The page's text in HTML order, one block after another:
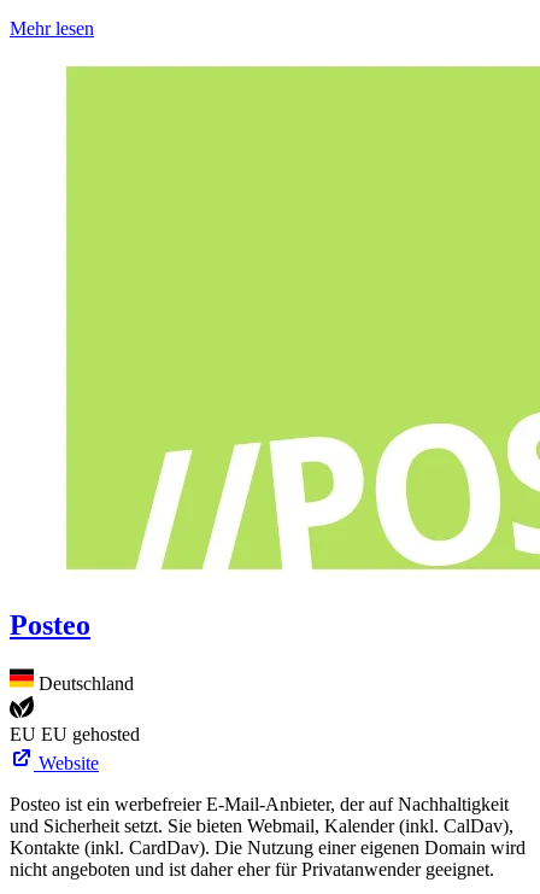
Mehr lesen
Posteo
Deutschland
EU EU gehosted
Website
Posteo ist ein werbefreier E-Mail-Anbieter, der auf Nachhaltigkeit
und Sicherheit setzt. Sie bieten Webmail, Kalender (inkl. CalDav),
Kontakte (inkl. CardDav). Die Nutzung einer eigenen Domain wird
nicht angeboten und ist daher eher für Privatanwender geeignet.